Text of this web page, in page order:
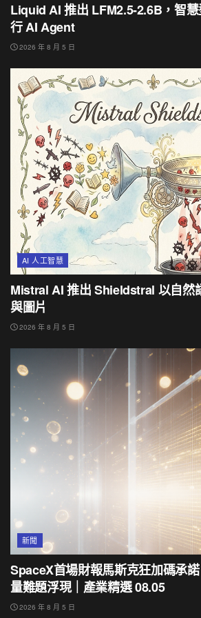
Liquid AI 推出 LFM2.5-2.6B，智
行 AI Agent
2026 年 8 月 5 日
AI 人工智慧
Mistral AI 推出 Shieldstral 以自然
與圖片
2026 年 8 月 5 日
新聞
SpaceX首場財報馬斯克狂加碼承
量難題浮現｜產業精選 08.05
2026 年 8 月 5 日